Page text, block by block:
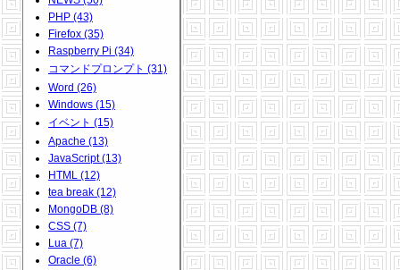
PHP (43)
Firefox (35)
Raspberry Pi (34)
コマンドプロンプト (31)
Word (26)
Windows (15)
イベント (15)
Apache (13)
JavaScript (13)
HTML (12)
tea break (12)
MongoDB (8)
CSS (7)
Lua (7)
Oracle (6)